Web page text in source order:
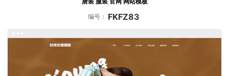
编号： FKFZ83